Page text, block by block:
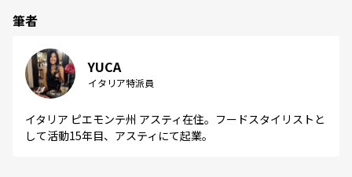
筆者
YUCA
イタリア特派員
イタリア ピエモンテ州 アスティ在住。フードスタイリストと
して活動15年目、アスティにて起業。